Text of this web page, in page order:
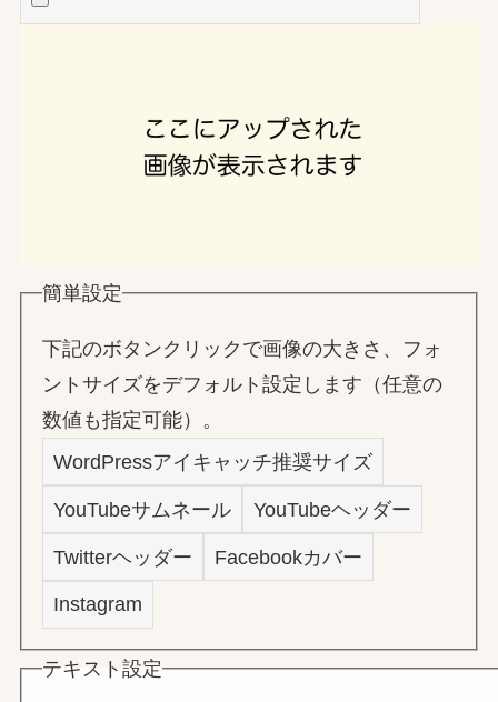
簡単設定
下記のボタンクリックで画像の大きさ、フォ
ントサイズをデフォルト設定します（任意の
数値も指定可能）。
WordPressアイキャッチ推奨サイズ
YouTubeサムネール YouTubeヘッダー
Twitterヘッダー Facebookカバー
Instagram
テキスト設定